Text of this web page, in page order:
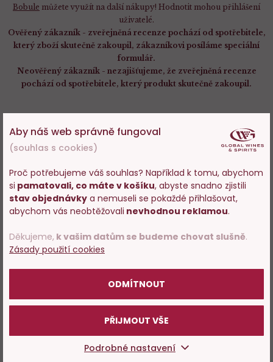
Bobule můžete využít na další nákupy! Hodnotit mohou přihlášení
uživatelé.
Ověřený zákazník - zveřejněná recenze pochází od spotřebitele,
který zboží skutečně zakoupil, zákazníkovi posíláme speciální
formulář.
Neověřený zákazník - nezajišťujeme, že zveřejněná recenze
pochází od spotřebitele, který produkt skutečně zakoupil.
Petr Prokopec , hodnocení:
Víno svěží chuti, rubínové barvy ale za mě preferuji
spíše těžší vína.
Děkuji, že i čeští vinaři jsou srovnatelní se světovou
Stanislav Mlynář, hodnocení:
24.10.2024
Průměrné víno.
DALŠÍCH 2 HODNOCENÍ
Aby náš web správně fungoval
(souhlas s cookies)
Proč potřebujeme váš souhlas? Například k tomu, abychom
si pamatovali, co máte v košíku, abyste snadno zjistili
stav objednávky a nemuseli se pokaždé přihlašovat,
abychom vás neobtěžovali nevhodnou reklamou.
Děkujeme, k vašim datům se budeme chovat slušně.
Zásady použití cookies
ODMÍTNOUT
PŘIJMOUT VŠE
Podrobné nastavení
Vstupujete na stránky
s prodejem alkoholu. Prosím